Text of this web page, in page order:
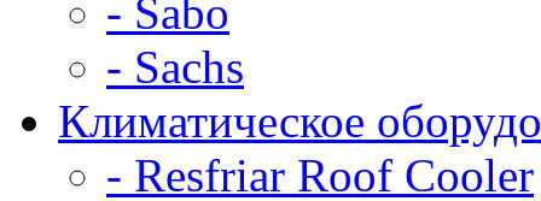
- Sabo
- Sachs
Климатическое
- Resfriar Roof Cooler